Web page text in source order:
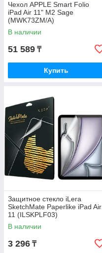
Чехол APPLE Smart Folio
iPad Air 11" M2 Sage
(MWK73ZM/A)
В наличии
51 589 ₸
Купить
Защитное стекло iLera
SketchMate Paperlike iPad Air
11 (ILSKPLF03)
В наличии
3 296 ₸